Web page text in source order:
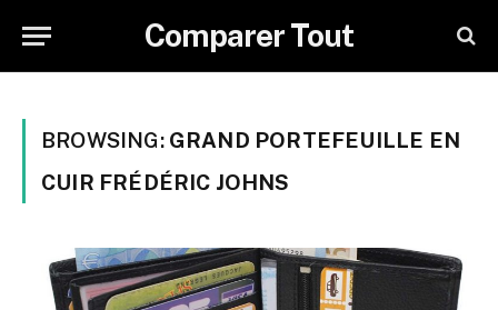
Comparer Tout
BROWSING: GRAND PORTEFEUILLE EN
CUIR FRÉDÉRIC JOHNS